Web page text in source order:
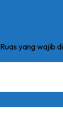
Ruas yang wajib